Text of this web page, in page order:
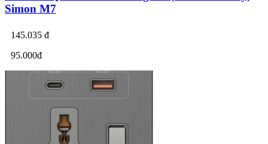
Simon M7
145.035 đ
95.000đ